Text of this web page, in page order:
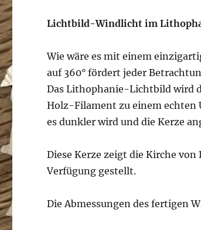
Lichtbild-Windlicht im
Wie wäre es mit einem
auf 360° fördert jeder
Das Lithophanie-Lichtbild wird
Holz-Filament zu einem echten
es dunkler wird und die Kerze
Diese Kerze zeigt die Kirche
Verfügung gestellt.
Die Abmessungen des fertigen